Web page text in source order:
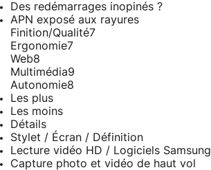
Des redémarrages inopinés ?
APN exposé aux rayures
Finition/Qualité7
Ergonomie7
Web8
Multimédia9
Autonomie8
Les plus
Les moins
Détails
Stylet / Écran / Définition
Lecture vidéo HD / Logiciels Samsung
Capture photo et vidéo de haut vol